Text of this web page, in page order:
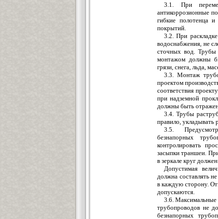
3.1. При
антикоррозионные
гибкие полотенца
покрытий.
3.2. При
водоснабжения, не
сточных вод.
монтажом должны
грязи, снега, льда,
3.3. Монтаж
проектом
соответствия
при надземной
должны быть
3.4. Трубы
правило, укладывать
3.5.
безнапорных
контролировать
засыпки траншеи.
в зеркале круг
Допустимая
должна составлять
в каждую сторону.
допускаются.
3.6. Максимальные
трубопроводов не
безнапорных